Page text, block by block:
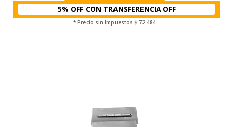
5% OFF CON TRANSFERENCIA
* Precio sin Impuestos $ 72.484